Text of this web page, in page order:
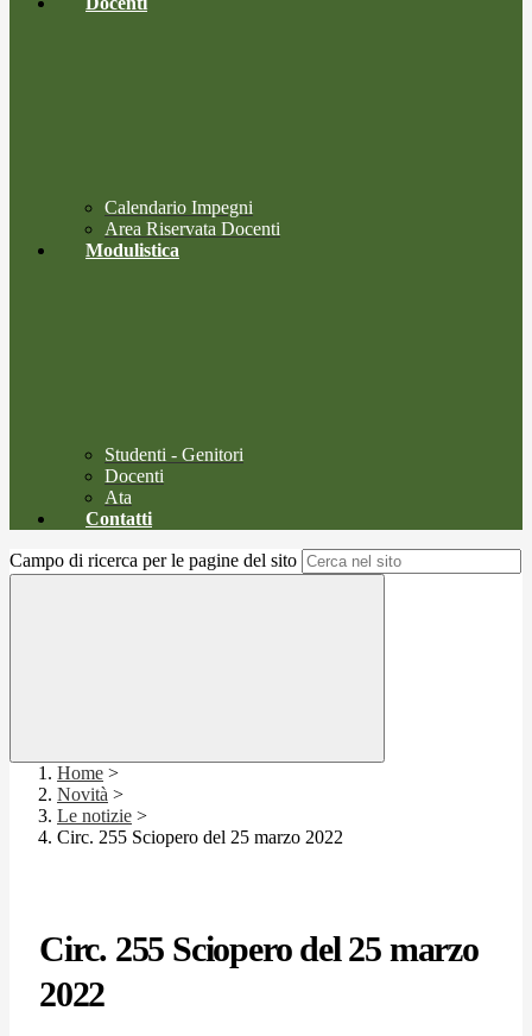
Calendario Impegni
Area Riservata Docenti
Modulistica
Studenti - Genitori
Docenti
Ata
Contatti
Campo di ricerca per le pagine del sito
Home >
Novità >
Le notizie >
Circ. 255 Sciopero del 25 marzo 2022
Circ. 255 Sciopero del 25 marzo
2022